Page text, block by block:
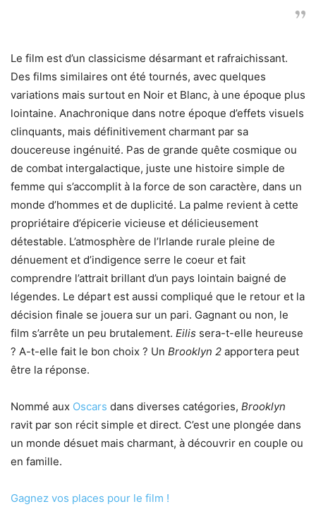
Le film est d’un classicisme désarmant et rafraichissant.
Des films similaires ont été tournés, avec quelques
variations mais surtout en Noir et Blanc, à une époque plus
lointaine. Anachronique dans notre époque d’effets visuels
clinquants, mais définitivement charmant par sa
doucereuse ingénuité. Pas de grande quête cosmique ou
de combat intergalactique, juste une histoire simple de
femme qui s’accomplit à la force de son caractère, dans un
monde d’hommes et de duplicité. La palme revient à cette
propriétaire d’épicerie vicieuse et délicieusement
détestable. L’atmosphère de l’Irlande rurale pleine de
dénuement et d’indigence serre le coeur et fait
comprendre l’attrait brillant d’un pays lointain baigné de
légendes. Le départ est aussi compliqué que le retour et la
décision finale se jouera sur un pari. Gagnant ou non, le
film s’arrête un peu brutalement. Eilis sera-t-elle heureuse
? A-t-elle fait le bon choix ? Un Brooklyn 2 apportera peut
être la réponse.
Nommé aux Oscars dans diverses catégories, Brooklyn
ravit par son récit simple et direct. C’est une plongée dans
un monde désuet mais charmant, à découvrir en couple ou
en famille.
Gagnez vos places pour le film !